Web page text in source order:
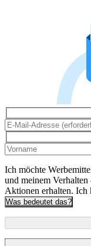
Ich möchte
und meinem
Aktionen erhalten. Ich
Was bedeutet das?